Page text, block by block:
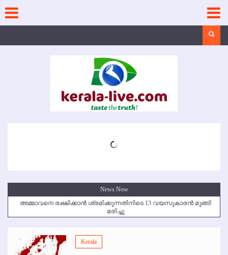
content
News Now
അമ്മാവനെ രക്ഷിക്കാന്‍ ശ്രമിക്കുന്നതിനിടെ 13 വയസുകാരന്‍ മുങ്ങി
മരിച്ചു
മമ്പുറം ആണ്ടു നേര്‍ച്ച ജൂണ്‍ 17 മുതല്‍
ഇനി രമേശ് പിഷാരടി സ്റ്റേജ് ഷോകള്‍ക്ക് ഇല്ല
Kerala